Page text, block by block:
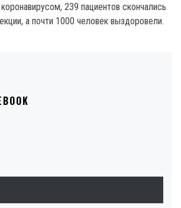
239 пациентов скончались
а почти 1000 человек выздоровели.